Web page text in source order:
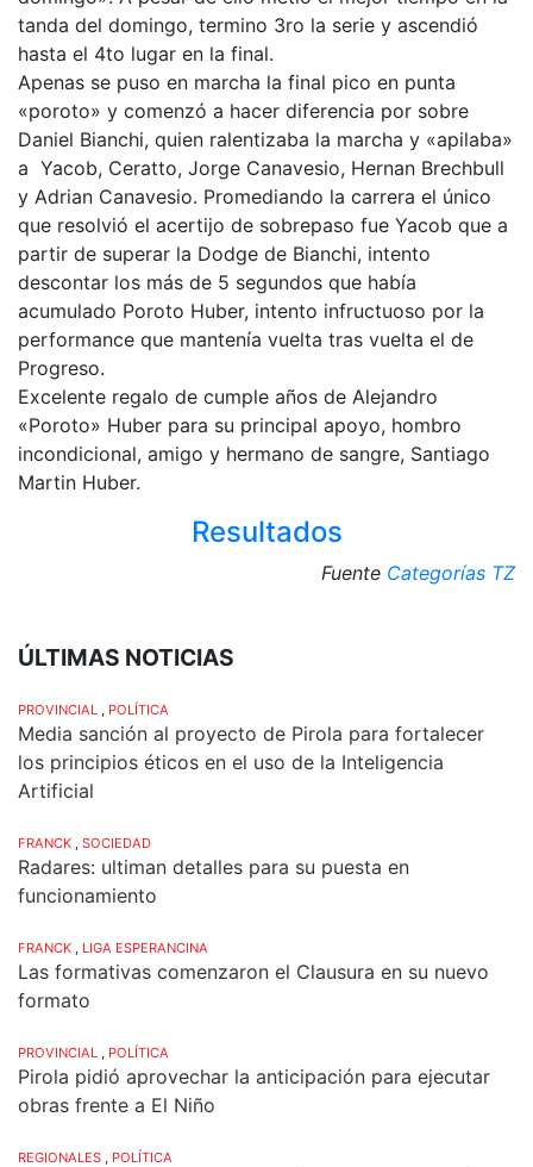
tanda del domingo, termino 3ro la serie y ascendió
hasta el 4to lugar en la final.
Apenas se puso en marcha la final pico en punta
«poroto» y comenzó a hacer diferencia por sobre
Daniel Bianchi, quien ralentizaba la marcha y «apilaba»
a Yacob, Ceratto, Jorge Canavesio, Hernan Brechbull
y Adrian Canavesio. Promediando la carrera el único
que resolvió el acertijo de sobrepaso fue Yacob que a
partir de superar la Dodge de Bianchi, intento
descontar los más de 5 segundos que había
acumulado Poroto Huber, intento infructuoso por la
performance que mantenía vuelta tras vuelta el de
Progreso.
Excelente regalo de cumple años de Alejandro
«Poroto» Huber para su principal apoyo, hombro
incondicional, amigo y hermano de sangre, Santiago
Martin Huber.
Resultados
Fuente Categorías TZ
ÚLTIMAS NOTICIAS
PROVINCIAL , POLÍTICA
Media sanción al proyecto de Pirola para fortalecer
los principios éticos en el uso de la Inteligencia
Artificial
FRANCK , SOCIEDAD
Radares: ultiman detalles para su puesta en
funcionamiento
FRANCK , LIGA ESPERANCINA
Las formativas comenzaron el Clausura en su nuevo
formato
PROVINCIAL , POLÍTICA
Pirola pidió aprovechar la anticipación para ejecutar
obras frente a El Niño
REGIONALES , POLÍTICA